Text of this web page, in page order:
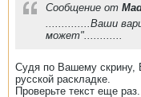
Сообщение от
..............Ваши
может"............
Судя по Вашему скрину,
русской раскладке.
Проверьте текст еще